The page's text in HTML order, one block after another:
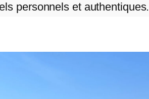
personnels et authentiques.